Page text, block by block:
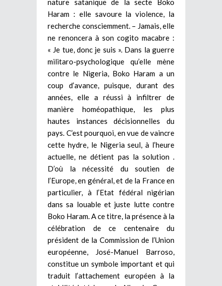
Haram : elle savoure la violence, la
recherche consciemment. – Jamais, elle
ne renoncera à son cogito macabre :
« Je tue, donc je suis ». Dans la guerre
militaro-psychologique qu’elle mène
contre le Nigeria, Boko Haram a un
coup d’avance, puisque, durant des
années, elle a réussi à infiltrer de
manière homéopathique, les plus
hautes instances décisionnelles du
pays. C’est pourquoi, en vue de vaincre
cette hydre, le Nigeria seul, à l’heure
actuelle, ne détient pas la solution .
D’où la nécessité du soutien de
l’Europe, en général, et de la France en
particulier, à l’Etat fédéral nigérian
dans sa louable et juste lutte contre
Boko Haram. A ce titre, la présence à la
célébration de ce centenaire du
président de la Commission de l’Union
européenne, José-Manuel Barroso,
constitue un symbole important et qui
traduit l’attachement européen à la